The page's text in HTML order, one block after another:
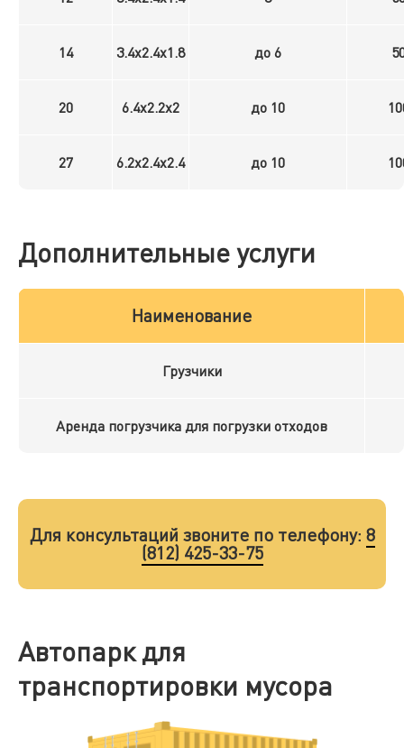
14 3.4x2.4x1.8 до 6
20 6.4x2.2x2 до 10
27 6.2x2.4x2.4 до 10
Дополнительные услуги
Наименование
Грузчики
Аренда погрузчика для погрузки отходов
Для консультаций звоните по телефону: 8
(812) 425-33-75
Автопарк для
транспортировки мусора